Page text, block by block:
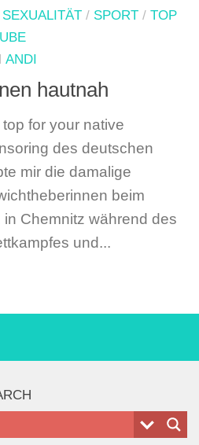
SEXUALITÄT / SPORT / TOP
ANDI
hautnah
for your native
des deutschen
mir die damalige
beim
Chemnitz während des
und...